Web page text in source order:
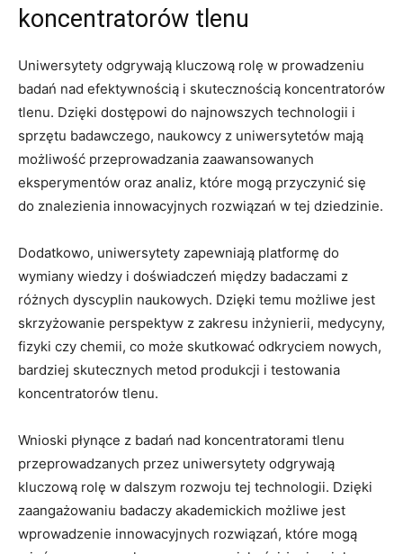
koncentratorów tlenu
Uniwersytety odgrywają kluczową rolę w prowadzeniu
⁤badań nad efektywnością i skutecznością koncentratorów
tlenu. Dzięki dostępowi do najnowszych technologii i
sprzętu badawczego, ⁢naukowcy z uniwersytetów mają
możliwość przeprowadzania⁢ zaawansowanych
⁤eksperymentów oraz analiz, które mogą ‌przyczynić się⁢
do znalezienia innowacyjnych rozwiązań w tej dziedzinie.
Dodatkowo, uniwersytety‌ zapewniają platformę do⁤
wymiany ⁢wiedzy i⁤ doświadczeń między badaczami z
różnych dyscyplin naukowych. Dzięki temu możliwe jest
skrzyżowanie perspektyw z zakresu ⁣inżynierii, medycyny,
fizyki czy‌ chemii, co może skutkować odkryciem ​nowych,
bardziej skutecznych ‍metod produkcji i testowania
koncentratorów tlenu.
Wnioski⁤ płynące‍ z badań nad ‍koncentratorami tlenu
przeprowadzanych przez uniwersytety odgrywają
kluczową rolę w dalszym rozwoju tej technologii. Dzięki
zaangażowaniu⁤ badaczy akademickich‌ możliwe jest
wprowadzenie innowacyjnych ⁤rozwiązań, które mogą